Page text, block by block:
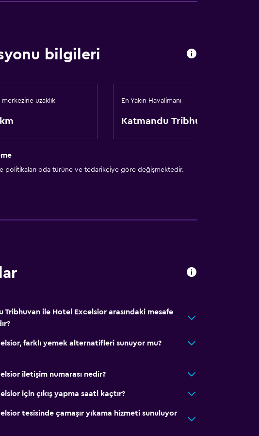
yer döşemesi
bilgileri
merkezine uzaklık En Yakın Havalimanı
Katmandu Tribhuvan
politikaları oda türüne ve tedarikçiye göre değişmektedir.
Tribhuvan ile Hotel Excelsior arasındaki mesafe
farklı yemek alternatifleri sunuyor mu?
iletişim numarası nedir?
için çıkış yapma saati kaçtır?
tesisinde çamaşır yıkama hizmeti sunuluyor